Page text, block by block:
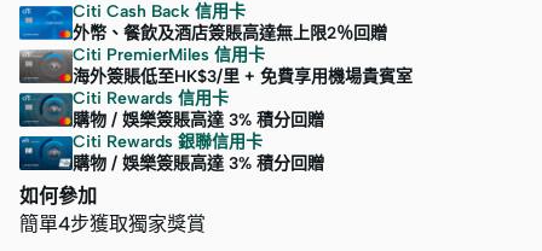
Citi Cash Back 信用卡
外幣、餐飲及酒店簽賬高達無上限2％回贈
Citi PremierMiles 信用卡
海外簽賬低至HK$3/里 + 免費享用機場貴賓室
Citi Rewards 信用卡
購物 / 娛樂簽賬高達 3% 積分回贈
Citi Rewards 銀聯信用卡
購物 / 娛樂簽賬高達 3% 積分回贈
如何參加
簡單4步獲取獨家獎賞